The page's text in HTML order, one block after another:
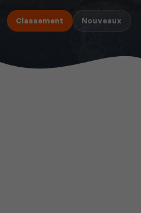
Classement Nouveaux